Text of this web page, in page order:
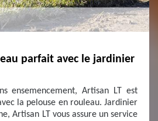
parfait avec le jardinier
ensemencement, Artisan LT est
la pelouse en rouleau. Jardinier
Artisan LT vous assure un service